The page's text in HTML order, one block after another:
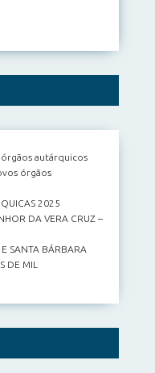
órgãos autárquicos
órgãos
2025
DA VERA CRUZ –
SANTA BÁRBARA
DE MIL